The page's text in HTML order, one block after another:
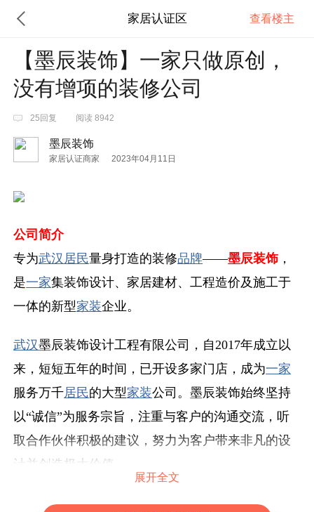
家居认证区 查看楼主
【墨辰装饰】一家只做原创，
没有增项的装修公司
25回复 阅读 8942
墨辰装饰
家居认证商家 2023年04月11日
公司简介
专为武汉 居民量身打造的装修品牌——墨辰装饰 ，
是一家集装饰设计、家居建材、工程造价及施工于
一体的新型家装企业。
武汉墨辰装饰设计工程有限公司，自2017年成立以
来，短短五年的时间，已开设多家门店，成为一家
服务万千居民的大型家装公司。墨辰装饰始终坚持
以“诚信”为服务宗旨，注重与客户的沟通交流，听
取合作伙伴积极的建议，努力为客户带来非凡的设
计并创造极大价值。
历年来，墨辰装饰一直秉承“以服务赢口碑，以口碑
展开全文